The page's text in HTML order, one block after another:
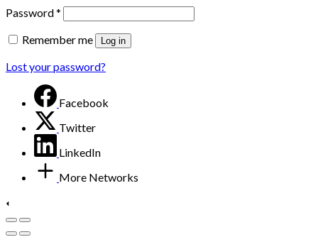
Password*
Remember me
Log in
Lost your password?
Facebook
Twitter
LinkedIn
More Networks